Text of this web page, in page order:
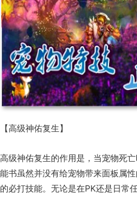
【高级神佑复生】
高级神佑复生的作用是，当宠物死
能书虽然并没有给宠物带来面板属
的必打技能。无论是在PK还是日常